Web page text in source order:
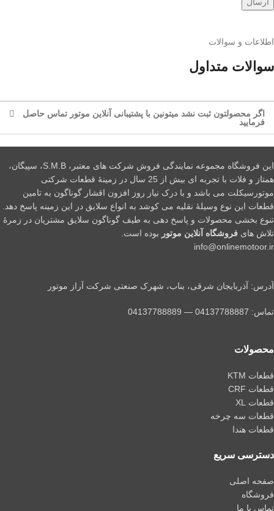
اطلاعات و سوالات
سوالات متداول
اگر محصولتون ثبت نشد میتونین با پشتیبانی آنلاین موتور تماس حاصل
فرمایید
این فروشگاه مجموعه نمایندگی فروش شرکت های معتبر، S.M.B، سپیگان،
همتاز و فلات با تجربه ای بیش از 25 سال در زمینۀ قطعات شرکتی
موتورسیکلت می باشد و با درک نیاز روز افزون اقشار گوناگون به تامین
قطعات این نوع وسیلۀ نقلیه می کوشد به انواع سلایق در این زمینه پاسخ دهد.
تنوع بخشی محصولات و پاسخ دهی به طیف گوناگون سلایق مشتریان در زمرۀ
تلاش های فروشگاه آنلاین موتور بوده است.
info@onlinemotoor.ir
آدرس: آذربایجان شرقی، بناب، شهرک صنعتی شرکت آراز موتور
تماس: 04137788887 — 04137788889
محصولات
قطعات KTM
قطعات CRF
قطعات XL
قطعات سه چرخه
قطعات هندا
دسترسی سریع
صفحه اصلی
فروشگاه
تماس با ما